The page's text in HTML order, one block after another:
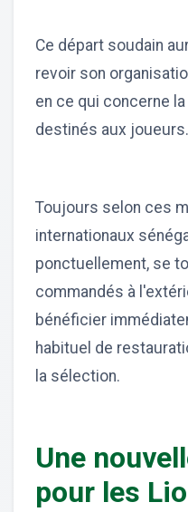
Ce départ soudain
revoir son
en ce qui concerne
destinés aux joueurs.
Toujours selon ces
internationaux
ponctuellement, se
commandés à
bénéficier
habituel de
la sélection.
Une
pour les